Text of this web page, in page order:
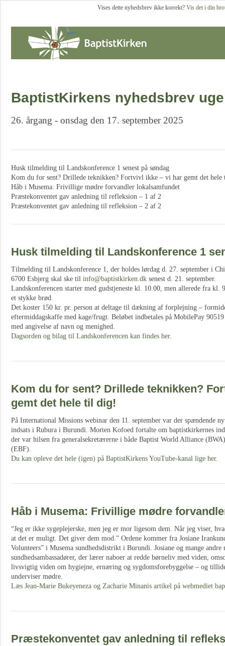
Vises dette nyhedsbrev ikke korrekt? Vis det i din
BaptistKirkens nyhedsbrev
26. årgang - onsdag den 17. september 2025
Husk tilmelding til Landskonference 1 senest på søndag
Kom du for sent? Drillede teknikken? Fortvivl ikke – vi har gemt det
Håb i Musema: Frivillige mødre forvandler lokalsamfundet
Præstekonventet gav anledning til refleksion – 1 af 2
Præstekonventet gav anledning til refleksion – 2 af 2
Husk tilmelding til Landskonference 1
Tilmelding til Landskonference 1, der holdes lørdag d. 27. september i
6700 Esbjerg skal ske til info@baptistkirken.dk senest d. 21. september.
Landskonferencen starter med gudstjeneste kl. 10.00, men allerede fra kl.
et stykke brød.
Det koster 150 kr. pr. person at deltage til dækning af forplejning –
eftermiddagskaffe med kage/frugt. Beløbet indbetales på MobilePay
med angivelse af navn og menighed.
Dagsorden og bilag til Landskonferencen kan findes her.
Kom du for sent? Drillede teknikken?
gemt det hele til dig!
På International Missions webinar den 11. september var der spændende
indsats i Rubura i Burundi. Morten Kofoed fortalte om baptistkirkernes
der var hilsen fra generalsekretærerne i både Baptist World Alliance
(EBF).
Du kan opleve det hele (igen) på BaptistKirkens YouTube-kanal lige her.
Håb i Musema: Frivillige mødre
“Jeg er ikke sygeplejerske, men jeg er mor ligesom dem. Når jeg viser,
at det er muligt. Det giver dem mod.” Ordene kommer fra Josiane
Volunteers” i Musema sundhedsdistrikt i Burundi. Josiane og mange
sundhedsambassadører, der lærer naboer at redde børneliv med viden,
livsvigtig viden om hygiejne, ernæring og sygdomsforebyggelse – og
underviser mødre.
Læs Jean-Marie Bukeyeneza og Zacharie Minanis artikel på webmediet
Præstekonventet gav anledning til